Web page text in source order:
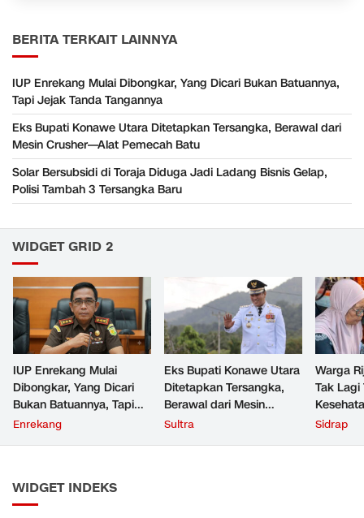
BERITA TERKAIT LAINNYA
IUP Enrekang Mulai Dibongkar, Yang Dicari Bukan Batuannya,
Tapi Jejak Tanda Tangannya
Eks Bupati Konawe Utara Ditetapkan Tersangka, Berawal dari
Mesin Crusher—Alat Pemecah Batu
Solar Bersubsidi di Toraja Diduga Jadi Ladang Bisnis Gelap,
Polisi Tambah 3 Tersangka Baru
WIDGET GRID 2
IUP Enrekang Mulai
Dibongkar, Yang Dicari
Bukan Batuannya, Tapi
Jejak Tanda Tangannya
Enrekang
Eks Bupati Konawe Utara
Ditetapkan Tersangka,
Berawal dari Mesin
Crusher—Alat Pemecah
Sultra
Warga
Tak Lagi
Unhas
Sidrap
WIDGET INDEKS